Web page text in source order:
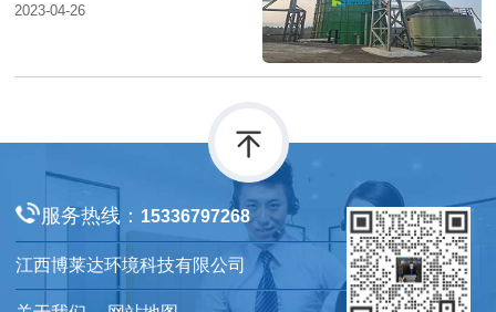
2023-04-26
服务热线： 15336797268
江西博莱达环境科技有限公司